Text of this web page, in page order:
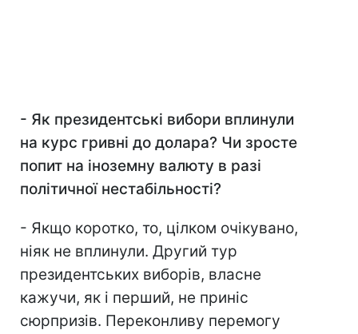
- Як президентські вибори вплинули
на курс гривні до долара? Чи зросте
попит на іноземну валюту в разі
політичної нестабільності?
- Якщо коротко, то, цілком очікувано,
ніяк не вплинули. Другий тур
президентських виборів, власне
кажучи, як і перший, не приніс
сюрпризів. Переконливу перемогу